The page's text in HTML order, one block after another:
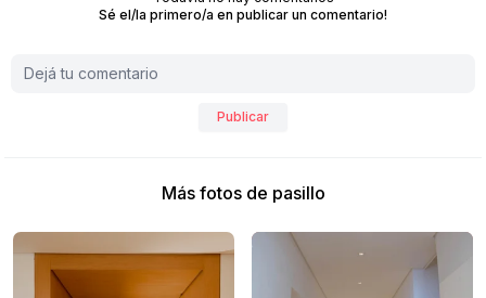
Sé el/la primero/a en publicar un comentario!
Publicar
Más fotos de pasillo